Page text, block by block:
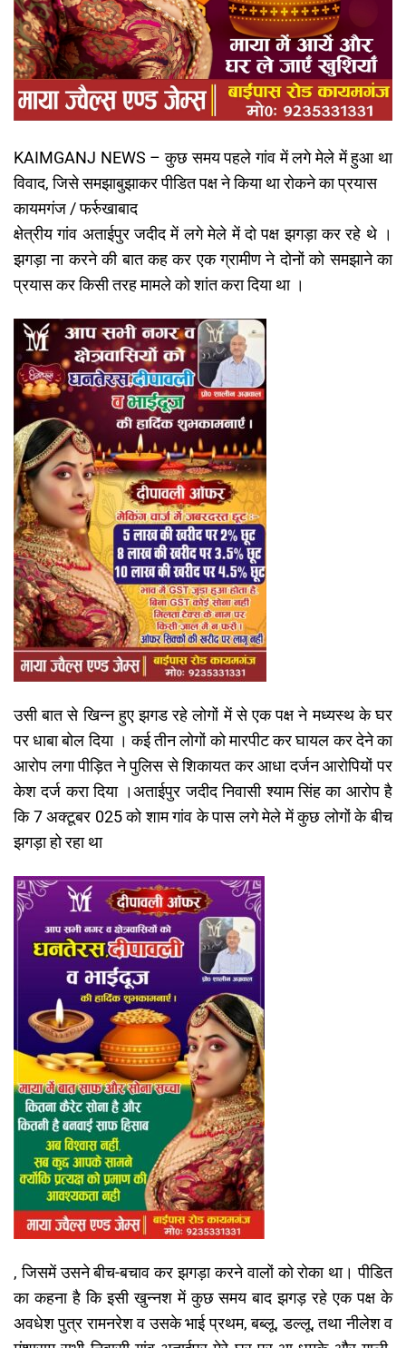
KAIMGANJ NEWS – कुछ समय पहले गांव में लगे मेले में हुआ था
विवाद, जिसे समझाबुझाकर पीडित पक्ष ने किया था रोकने का प्रयास
कायमगंज / फर्रुखाबाद
क्षेत्रीय गांव अताईपुर जदीद में लगे मेले में दो पक्ष झगड़ा कर रहे थे ।
झगड़ा ना करने की बात कह कर एक ग्रामीण ने दोनों को समझाने का
प्रयास कर किसी तरह मामले को शांत करा दिया था ।
उसी बात से खिन्न हुए झगड रहे लोगों में से एक पक्ष ने मध्यस्थ के घर
पर धाबा बोल दिया । कई तीन लोगों को मारपीट कर घायल कर देने का
आरोप लगा पीड़ित ने पुलिस से शिकायत कर आधा दर्जन आरोपियों पर
केश दर्ज करा दिया ।अताईपुर जदीद निवासी श्याम सिंह का आरोप है
कि 7 अक्टूबर 025 को शाम गांव के पास लगे मेले में कुछ लोगों के बीच
झगड़ा हो रहा था
, जिसमें उसने बीच-बचाव कर झगड़ा करने वालों को रोका था। पीडित
का कहना है कि इसी खुन्नश में कुछ समय बाद झगड़ रहे एक पक्ष के
अवधेश पुत्र रामनरेश व उसके भाई प्रथम, बब्लू, डल्लू, तथा नीलेश व